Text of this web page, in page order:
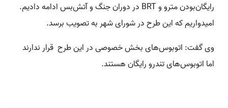
رایگان‌بودن مترو و BRT در دوران جنگ و آتش‌بس ادامه دادیم.
امیدواریم که این طرح در شورای شهر به تصویب برسد.
وی گفت: اتوبوس‌های بخش خصوصی در این طرح قرار ندارند
اما اتوبوس‌های تندرو رایگان هستند.